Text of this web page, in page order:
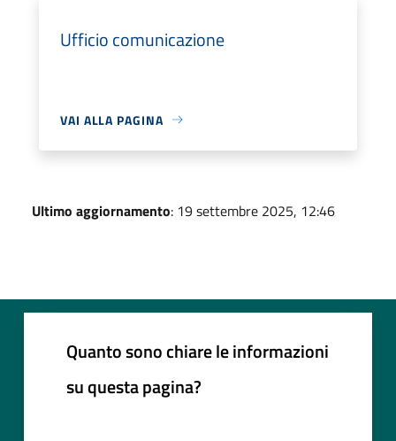
Ufficio comunicazione
VAI ALLA PAGINA
Ultimo aggiornamento: 19 settembre 2025, 12:46
Quanto sono chiare le informazioni
su questa pagina?